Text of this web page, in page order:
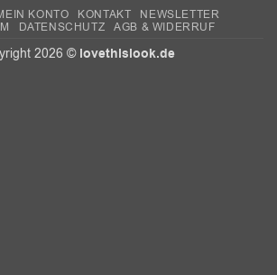
KONTO KONTAKT
NEWSLETTER
DATENSCHUTZ AGB & WIDERRUF
2026 © lovethislook.de